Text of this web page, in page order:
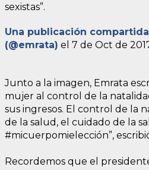
sexistas”.
Una publicación
(@emrata) el 7 de Oct de
Junto a la imagen, Emrata
mujer al control de la
sus ingresos. El control de la
de la salud, el cuidado de la
#micuerpomielección”,
Recordemos que el